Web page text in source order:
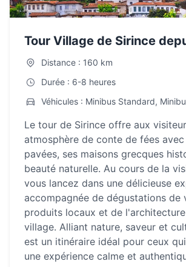
Tour Village de Sirince
Distance : 160 km
Durée : 6-8 heures
Véhicules : Minibus Standard,
Le tour de Sirince offre aux
atmosphère de conte de fées avec
pavées, ses maisons grecques
beauté naturelle. Au cours de la
vous lancez dans une délicieuse
accompagnée de dégustations de
produits locaux et de
village. Alliant nature, saveur et
est un itinéraire idéal pour ceux
une expérience calme et